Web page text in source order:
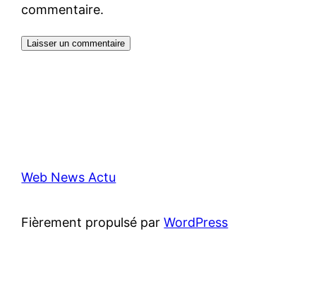
commentaire.
Web News Actu
Fièrement propulsé parWordPress